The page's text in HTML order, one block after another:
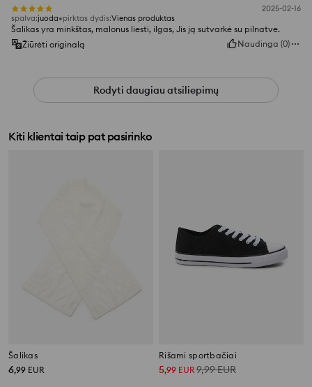
2025-02-16
spalva:juoda pirktas dydis:Vienas produktas
Šalikas yra minkštas, malonus liesti, ilgas, Jis ją sutvarkė su pilnatve.
Žiūrėti originalą
Naudinga (0)
Rodyti daugiau atsiliepimų
Kiti klientai taip pat pasirinko
Šalikas
6,99 EUR
Rišami sportbačiai
5,99 EUR9,99EUR